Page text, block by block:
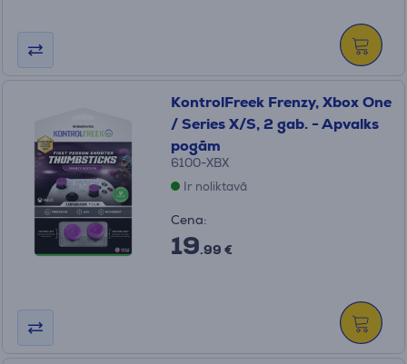
KontrolFreek Frenzy, Xbox One
/ Series X/S, 2 gab. - Apvalks
pogām
6100-XBX
Ir noliktavā
Cena:
19.99 €